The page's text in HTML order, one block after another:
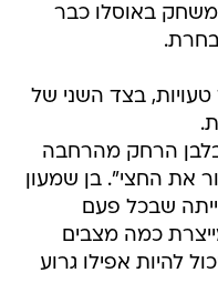
באוסלו כבר
טעויות, בצד השני של
הרחק מהרחבה
את החצי". בן שמעון
שבכל פעם
כמה מצבים
ב-5:0, והיה יכול להיות אפילו גרוע